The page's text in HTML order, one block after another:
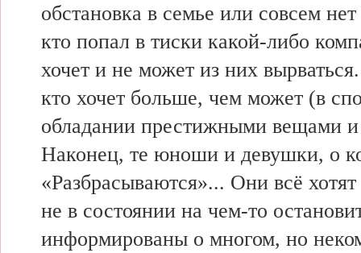
обстановка в семье или совсем
кто попал в тиски какой-либо
хочет и не может из них
кто хочет больше, чем может (в
обладании престижными вещами и
Наконец, те юноши и девушки, о
«Разбрасываются»... Они всё
не в состоянии на чем-то
информированы о многом, но